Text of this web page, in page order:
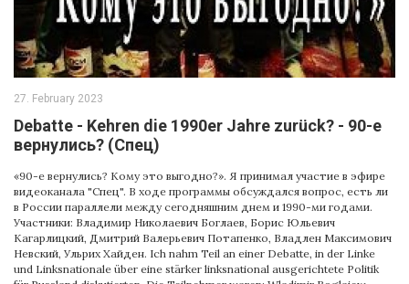
27. February 2023
Debatte - Kehren die 1990er Jahre zurück? - 90-e
вернулись? (Спец)
«90-е вернулись? Кому это выгодно?». Я принимал участие в эфире
видеоканала "Спец". В ходе программы обсуждался вопрос, есть ли
в России параллели между сегодняшним днем ​​и 1990-ми годами.
Участники: Владимир Николаевич Боглаев, Борис Юльевич
Кагарлицкий, Дмитрий Валерьевич Потапенко, Владлен Максимович
Невский, Ульрих Хайден. Ich nahm Teil an einer Debatte, in der Linke
und Linksnationale über eine stärker linksnational ausgerichtete Politik